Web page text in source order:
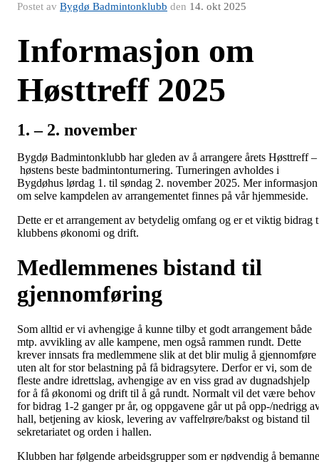
Postet av Bygdø Badmintonklubb den 14. okt 2025
Informasjon om
Høsttreff 2025
1. – 2. november
Bygdø Badmintonklubb har gleden av å arrangere årets Høsttreff –
høstens beste badmintonturnering. Turneringen avholdes i
Bygdøhus lørdag 1. til søndag 2. november 2025. Mer informasjon
om selve kampdelen av arrangementet finnes på vår hjemmeside.
Dette er et arrangement av betydelig omfang og er et viktig bidrag
klubbens økonomi og drift.
Medlemmenes bistand til
gjennomføring
Som alltid er vi avhengige å kunne tilby et godt arrangement både
mtp. avvikling av alle kampene, men også rammen rundt. Dette
krever innsats fra medlemmene slik at det blir mulig å gjennomføre
uten alt for stor belastning på få bidragsytere. Derfor er vi, som de
fleste andre idrettslag, avhengige av en viss grad av dugnadshjelp
for å få økonomi og drift til å gå rundt. Normalt vil det være behov
for bidrag 1-2 ganger pr år, og oppgavene går ut på opp-/nedrigg
hall, betjening av kiosk, levering av vaffelrøre/bakst og bistand til
sekretariatet og orden i hallen.
Klubben har følgende arbeidsgrupper som er nødvendig å